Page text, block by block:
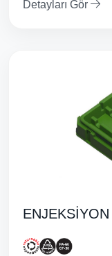
Detayları Gör
ENJEKSİYON